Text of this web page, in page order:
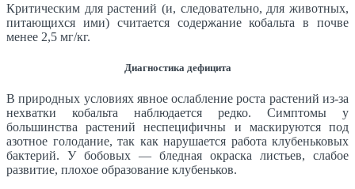
Критическим для растений (и, следовательно, для животных,
питающихся ими) считается содержание кобальта в почве
менее 2,5 мг/кг.
Диагностика дефицита
В природных условиях явное ослабление роста растений из-за
нехватки кобальта наблюдается редко. Симптомы у
большинства растений неспецифичны и маскируются под
азотное голодание, так как нарушается работа клубеньковых
бактерий. У бобовых — бледная окраска листьев, слабое
развитие, плохое образование клубеньков.